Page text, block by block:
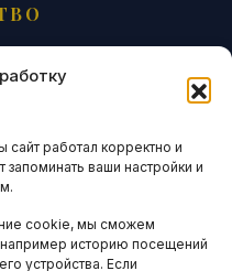
работал корректно и
ваши настройки и
cookie, мы сможем
историю посещений
устройства. Если